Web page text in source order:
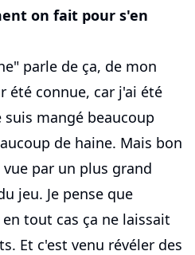
on fait pour s'en
parle de ça, de mon
été connue, car j'ai été
suis mangé beaucoup
de haine. Mais bon
par un plus grand
jeu. Je pense que
tout cas ça ne laissait
Et c'est venu révéler des